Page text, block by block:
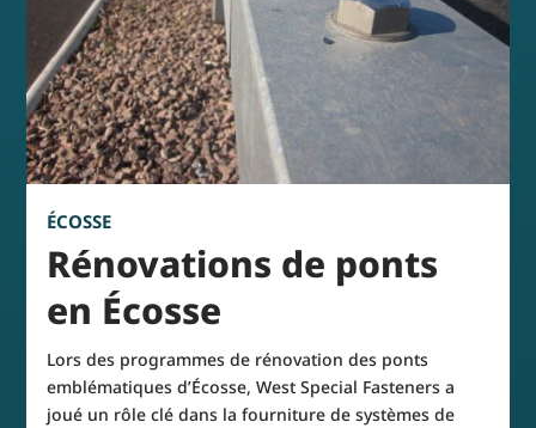
ÉCOSSE
Rénovations de ponts
en Écosse
Lors des programmes de rénovation des ponts
emblématiques d’Écosse, West Special Fasteners a
joué un rôle clé dans la fourniture de systèmes de